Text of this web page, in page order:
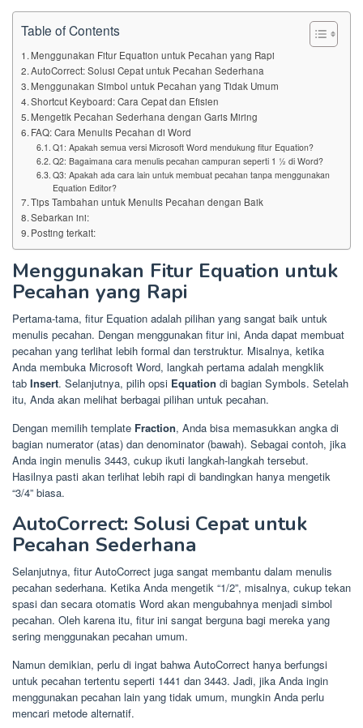
Table of Contents
Menggunakan Fitur Equation untuk Pecahan yang Rapi
AutoCorrect: Solusi Cepat untuk Pecahan Sederhana
Menggunakan Simbol untuk Pecahan yang Tidak Umum
Shortcut Keyboard: Cara Cepat dan Efisien
Mengetik Pecahan Sederhana dengan Garis Miring
FAQ: Cara Menulis Pecahan di Word
Q1: Apakah semua versi Microsoft Word mendukung fitur Equation?
Q2: Bagaimana cara menulis pecahan campuran seperti 1 ½ di Word?
Q3: Apakah ada cara lain untuk membuat pecahan tanpa menggunakan
Equation Editor?
Tips Tambahan untuk Menulis Pecahan dengan Baik
Sebarkan ini:
Posting terkait:
Menggunakan Fitur Equation untuk
Pecahan yang Rapi
Pertama-tama, fitur Equation adalah pilihan yang sangat baik untuk
menulis pecahan. Dengan menggunakan fitur ini, Anda dapat membuat
pecahan yang terlihat lebih formal dan terstruktur. Misalnya, ketika
Anda membuka Microsoft Word, langkah pertama adalah mengklik
tab Insert. Selanjutnya, pilih opsi Equation di bagian Symbols. Setelah
itu, Anda akan melihat berbagai pilihan untuk pecahan.
Dengan memilih template Fraction, Anda bisa memasukkan angka di
bagian numerator (atas) dan denominator (bawah). Sebagai contoh, jika
Anda ingin menulis 3443, cukup ikuti langkah-langkah tersebut.
Hasilnya pasti akan terlihat lebih rapi di bandingkan hanya mengetik
“3/4” biasa.
AutoCorrect: Solusi Cepat untuk
Pecahan Sederhana
Selanjutnya, fitur AutoCorrect juga sangat membantu dalam menulis
pecahan sederhana. Ketika Anda mengetik “1/2”, misalnya, cukup tekan
spasi dan secara otomatis Word akan mengubahnya menjadi simbol
pecahan. Oleh karena itu, fitur ini sangat berguna bagi mereka yang
sering menggunakan pecahan umum.
Namun demikian, perlu di ingat bahwa AutoCorrect hanya berfungsi
untuk pecahan tertentu seperti 1441 dan 3443. Jadi, jika Anda ingin
menggunakan pecahan lain yang tidak umum, mungkin Anda perlu
mencari metode alternatif.